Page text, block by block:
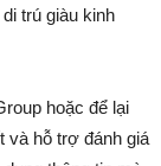
trú giàu kinh
hoặc để lại
và hỗ trợ đánh giá